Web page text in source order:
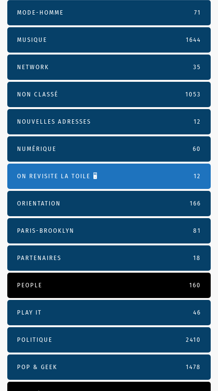
MODE-HOMME 71
MUSIQUE 1644
NETWORK 35
NON CLASSÉ 1053
NOUVELLES ADRESSES 12
NUMÉRIQUE 60
ON REVISITE LA TOILE 🖥️ 12
ORIENTATION 166
PARIS-BROOKLYN 81
PARTENAIRES 18
PEOPLE 160
PLAY IT 46
POLITIQUE 2410
POP & GEEK 1478